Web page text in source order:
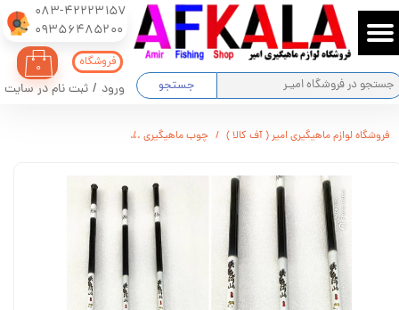
083-42223157
​​​​​​​09356485200
جستجو
۰
ورود / ثبت نام در سایت
حساب کاربری من
تغییر گذر واژه
فروشگاه
فروشگاه لوازم ماهیگیری امیر ( آف کالا ) چوب ماهیگیری